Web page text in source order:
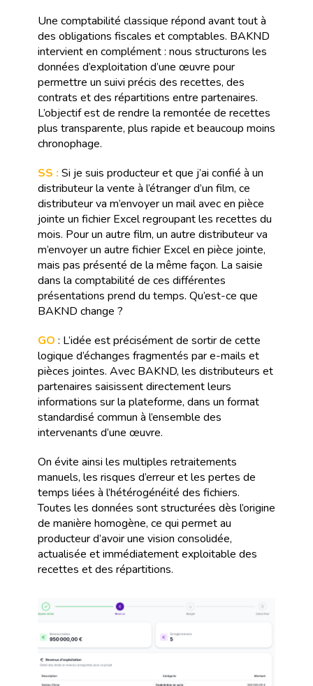
Une comptabilité classique répond avant tout à
des obligations fiscales et comptables. BAKND
intervient en complément : nous structurons les
données d’exploitation d’une œuvre pour
permettre un suivi précis des recettes, des
contrats et des répartitions entre partenaires.
L’objectif est de rendre la remontée de recettes
plus transparente, plus rapide et beaucoup moins
chronophage.
SS : Si je suis producteur et que j’ai confié à un
distributeur la vente à l’étranger d’un film, ce
distributeur va m’envoyer un mail avec en pièce
jointe un fichier Excel regroupant les recettes du
mois. Pour un autre film, un autre distributeur va
m’envoyer un autre fichier Excel en pièce jointe,
mais pas présenté de la même façon. La saisie
dans la comptabilité de ces différentes
présentations prend du temps. Qu’est-ce que
BAKND change ?
GO : L’idée est précisément de sortir de cette
logique d’échanges fragmentés par e-mails et
pièces jointes. Avec BAKND, les distributeurs et
partenaires saisissent directement leurs
informations sur la plateforme, dans un format
standardisé commun à l’ensemble des
intervenants d’une œuvre.
On évite ainsi les multiples retraitements
manuels, les risques d’erreur et les pertes de
temps liées à l’hétérogénéité des fichiers.
Toutes les données sont structurées dès l’origine
de manière homogène, ce qui permet au
producteur d’avoir une vision consolidée,
actualisée et immédiatement exploitable des
recettes et des répartitions.